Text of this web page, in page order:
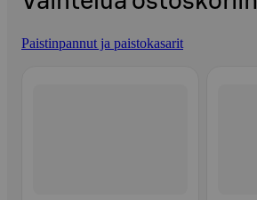
Paistinpannut ja paistokasarit